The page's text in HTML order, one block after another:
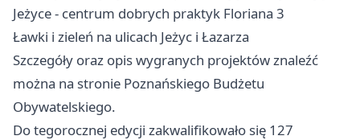
Jeżyce - centrum dobrych praktyk Floriana 3
Ławki i zieleń na ulicach Jeżyc i Łazarza
Szczegóły oraz opis wygranych projektów znaleźć
można na stronie Poznańskiego Budżetu
Obywatelskiego.
Do tegorocznej edycji zakwalifikowało się 127